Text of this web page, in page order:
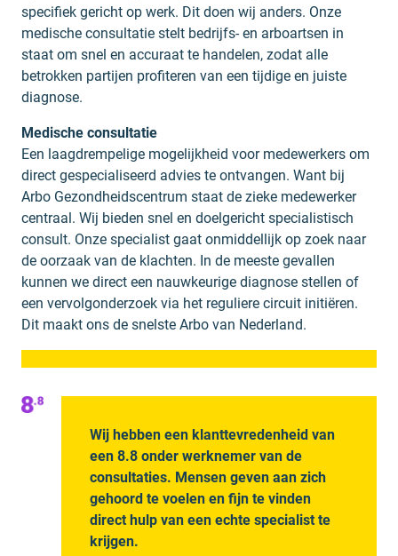
specifiek gericht op werk. Dit doen wij anders. Onze
medische consultatie stelt bedrijfs- en arboartsen in
staat om snel en accuraat te handelen, zodat alle
betrokken partijen profiteren van een tijdige en juiste
diagnose.
Medische consultatie
Een laagdrempelige mogelijkheid voor medewerkers om
direct gespecialiseerd advies te ontvangen. Want bij
Arbo Gezondheidscentrum staat de zieke medewerker
centraal. Wij bieden snel en doelgericht specialistisch
consult. Onze specialist gaat onmiddellijk op zoek naar
de oorzaak van de klachten. In de meeste gevallen
kunnen we direct een nauwkeurige diagnose stellen of
een vervolgonderzoek via het reguliere circuit initiëren.
Dit maakt ons de snelste Arbo van Nederland.
Wij hebben een klanttevredenheid van
een 8.8 onder werknemer van de
consultaties. Mensen geven aan zich
gehoord te voelen en fijn te vinden
direct hulp van een echte specialist te
krijgen.